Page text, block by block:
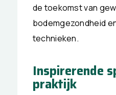
de toekomst van
bodemgezondheid
technieken.
Inspirerende
praktijk